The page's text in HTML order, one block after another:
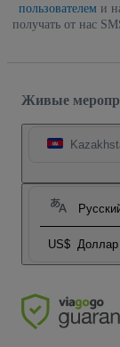
пользователеми
получать от нас
Живые
US$